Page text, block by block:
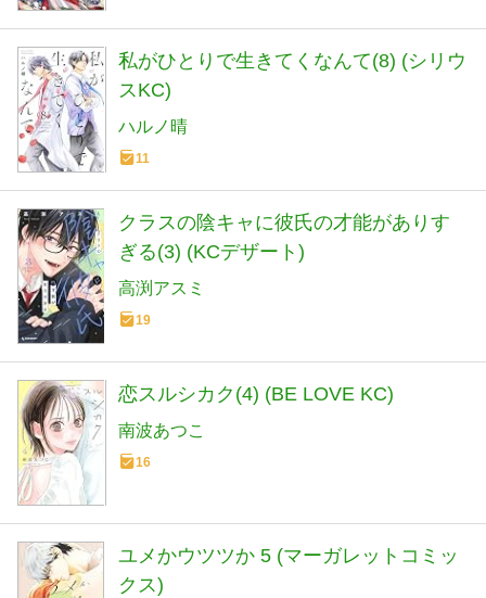
私がひとりで生きてくなんて(8) (シリウ
スKC)
ハルノ晴
11
クラスの陰キャに彼氏の才能がありす
ぎる(3) (KCデザート)
高渕アスミ
19
恋スルシカク(4) (BE LOVE KC)
南波あつこ
16
ユメかウツツか 5 (マーガレットコミッ
クス)